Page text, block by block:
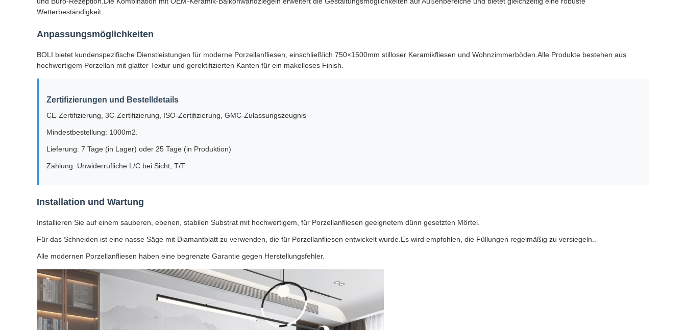
Wetterbeständigkeit.
Anpassungsmöglichkeiten
BOLI bietet kundenspezifische Dienstleistungen für moderne Porzellanfliesen, einschließlich 750×1500mm stilloser Keramikfliesen und Wohnzimmerböden.Alle Produkte bestehen aus
hochwertigem Porzellan mit glatter Textur und gerektifizierten Kanten für ein makelloses Finish.
Zertifizierungen und Bestelldetails
CE-Zertifizierung, 3C-Zertifizierung, ISO-Zertifizierung, GMC-Zulassungszeugnis
Mindestbestellung: 1000m2.
Lieferung: 7 Tage (in Lager) oder 25 Tage (in Produktion)
Zahlung: Unwiderrufliche L/C bei Sicht, T/T
Installation und Wartung
Installieren Sie auf einem sauberen, ebenen, stabilen Substrat mit hochwertigem, für Porzellanfliesen geeignetem dünn gesetzten Mörtel.
Für das Schneiden ist eine nasse Säge mit Diamantblatt zu verwenden, die für Porzellanfliesen entwickelt wurde.Es wird empfohlen, die Füllungen regelmäßig zu versiegeln..
Alle modernen Porzellanfliesen haben eine begrenzte Garantie gegen Herstellungsfehler.